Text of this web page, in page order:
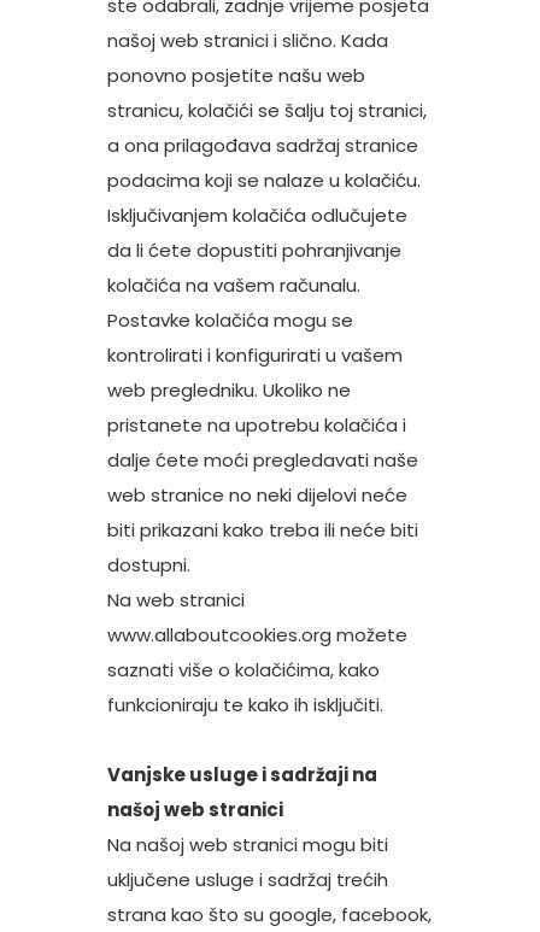
ste odabrali, zadnje vrijeme posjeta
našoj web stranici i slično. Kada
ponovno posjetite našu web
stranicu, kolačići se šalju toj stranici,
a ona prilagođava sadržaj stranice
podacima koji se nalaze u kolačiću.
Isključivanjem kolačića odlučujete
da li ćete dopustiti pohranjivanje
kolačića na vašem računalu.
Postavke kolačića mogu se
kontrolirati i konfigurirati u vašem
web pregledniku. Ukoliko ne
pristanete na upotrebu kolačića i
dalje ćete moći pregledavati naše
web stranice no neki dijelovi neće
biti prikazani kako treba ili neće biti
dostupni.
Na web stranici
www.allaboutcookies.org možete
saznati više o kolačićima, kako
funkcioniraju te kako ih isključiti.
Vanjske usluge i sadržaji na
našoj web stranici
Na našoj web stranici mogu biti
uključene usluge i sadržaj trećih
strana kao što su google, facebook,